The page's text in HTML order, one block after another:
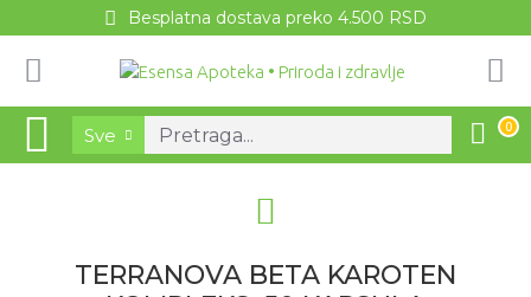
Besplatna dostava preko 4.500 RSD
Sve 0
TERRANOVA BETA KAROTEN